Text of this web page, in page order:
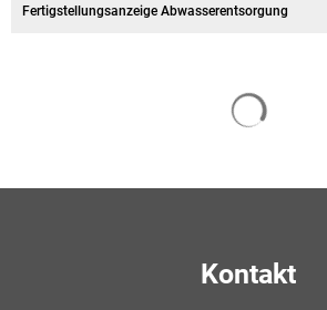
Fertigstellungsanzeige Abwasserentsorgung
Kontakt